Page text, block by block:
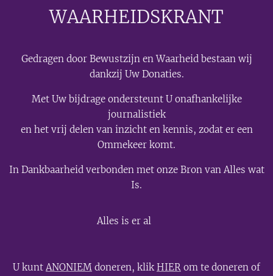
WAARHEIDSKRANT
Gedragen door Bewustzijn en Waarheid bestaan wij
dankzij Uw Donaties.
Met Uw bijdrage ondersteunt U onafhankelijke
journalistiek
en het vrij delen van inzicht en kennis, zodat er een
Ommekeer komt.
In Dankbaarheid verbonden met onze Bron van Alles wat
Is.
Alles is er al
U kuntANONIEM doneren, klikHIER om te doneren of